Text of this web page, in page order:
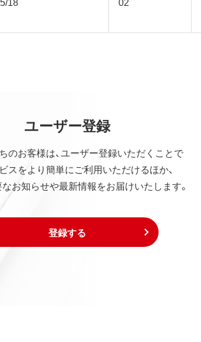
ユーザー登録
のお客様は、ユーザー登録いただくことで
スをより簡単にご利用いただけるほか、
お知らせや最新情報をお届けいたします。
登録する